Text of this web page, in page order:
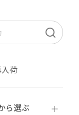
入荷
ら選ぶ